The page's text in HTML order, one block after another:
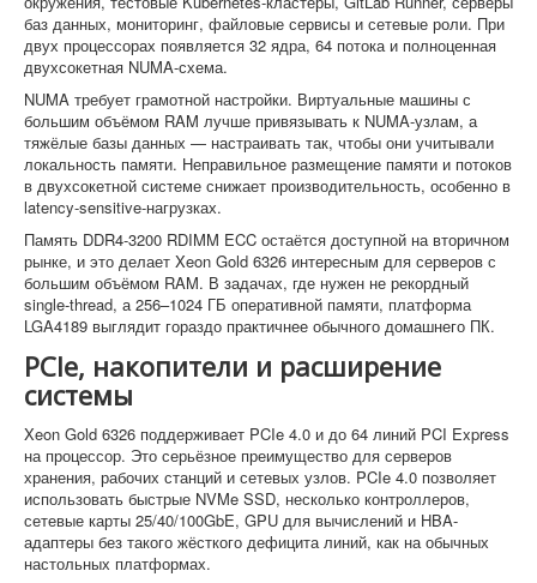
баз данных, мониторинг, файловые сервисы и сетевые роли. При
двух процессорах появляется 32 ядра, 64 потока и полноценная
двухсокетная NUMA-схема.
NUMA требует грамотной настройки. Виртуальные машины с
большим объёмом RAM лучше привязывать к NUMA-узлам, а
тяжёлые базы данных — настраивать так, чтобы они учитывали
локальность памяти. Неправильное размещение памяти и потоков
в двухсокетной системе снижает производительность, особенно в
latency-sensitive-нагрузках.
Память DDR4-3200 RDIMM ECC остаётся доступной на вторичном
рынке, и это делает Xeon Gold 6326 интересным для серверов с
большим объёмом RAM. В задачах, где нужен не рекордный
single-thread, а 256–1024 ГБ оперативной памяти, платформа
LGA4189 выглядит гораздо практичнее обычного домашнего ПК.
PCIe, накопители и расширение
системы
Xeon Gold 6326 поддерживает PCIe 4.0 и до 64 линий PCI Express
на процессор. Это серьёзное преимущество для серверов
хранения, рабочих станций и сетевых узлов. PCIe 4.0 позволяет
использовать быстрые NVMe SSD, несколько контроллеров,
сетевые карты 25/40/100GbE, GPU для вычислений и HBA-
адаптеры без такого жёсткого дефицита линий, как на обычных
настольных платформах.